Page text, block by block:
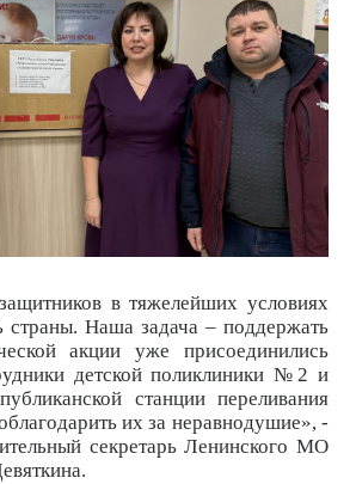
в тяжелейших условиях
страны. Наша задача – поддержать
акции уже присоединились
детской поликлиники №2 и
станции переливания
их за неравнодушие», -
секретарь Ленинского МО